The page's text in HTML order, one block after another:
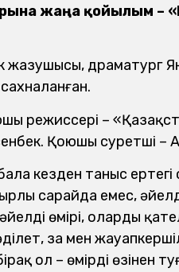
жаңа қойылым –
жазушысы, драматург
режиссері –
Қоюшы суретші –
кезден таныс
сарайда емес,
өмірі, олардың
заң мен
ол – өмірдің өзінен